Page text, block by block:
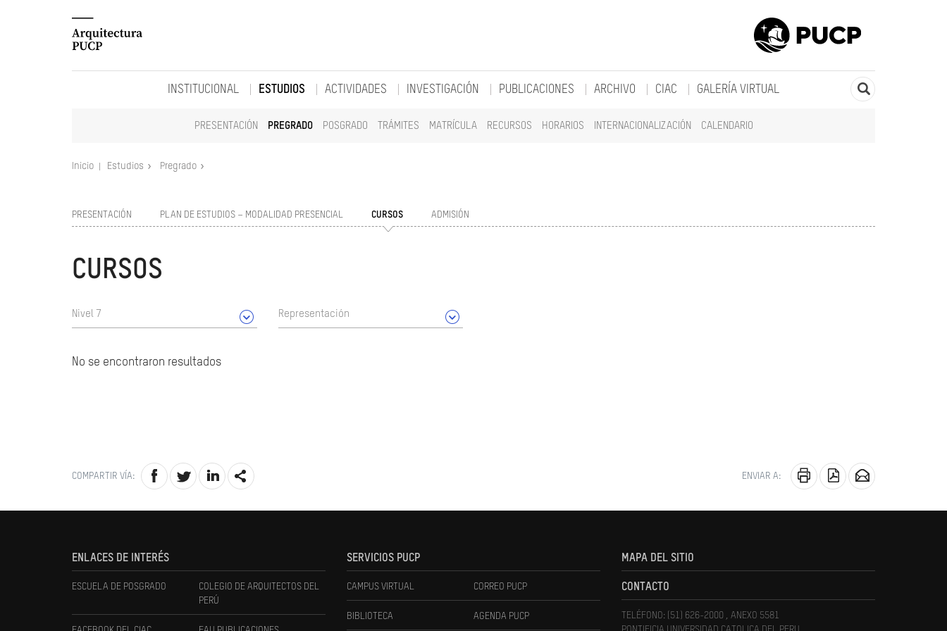
INSTITUCIONAL ESTUDIOS
PRESENTACIÓN PREGRADO POSGRADO TRÁMITES MATRÍCULA RECURSOS HORARIOS INTERNACIONALIZACIÓN CALENDARIO
ACTIVIDADES INVESTIGACIÓN PUBLICACIONES ARCHIVO CIAC GALERÍA VIRTUAL
Inicio Estudios Pregrado
PRESENTACIÓN PLAN DE ESTUDIOS – MODALIDAD PRESENCIAL CURSOS ADMISIÓN
CURSOS
Nivel 7 Representación
No se encontraron resultados
COMPARTIR VÍA: ENVIAR A:
ENLACES DE INTERÉS
ESCUELA DE POSGRADO
COLEGIO DE ARQUITECTOS DEL
PERÚ
SERVICIOS PUCP
CAMPUS VIRTUAL CORREO PUCP
BIBLIOTECA AGENDA PUCP
MAPA DEL SITIO
CONTACTO
TELÉFONO: (51) 626-2000 , ANEXO 5581